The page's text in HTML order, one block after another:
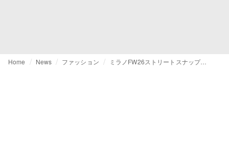
Home News ファッション ミラノFW26ストリートスナップ：襟元、レザージャケット、差し色がトレンドの鍵